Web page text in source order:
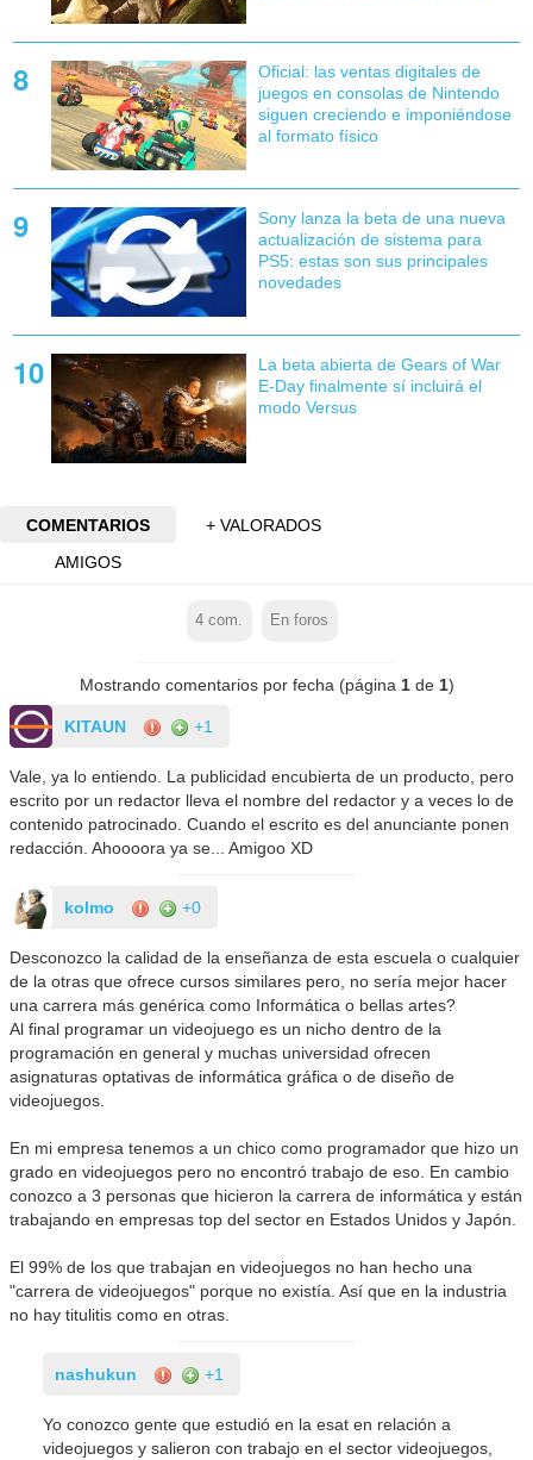
Oficial: las ventas digitales de
juegos en consolas de Nintendo
siguen creciendo e imponiéndose
al formato físico
Sony lanza la beta de una nueva
actualización de sistema para
PS5: estas son sus principales
novedades
La beta abierta de Gears of War
E-Day finalmente sí incluirá el
modo Versus
COMENTARIOS
+ VALORADOS
AMIGOS
4 com. En foros
Mostrando comentarios por fecha (página 1de 1)
KITAUN +1
Vale, ya lo entiendo. La publicidad encubierta de un producto, pero
escrito por un redactor lleva el nombre del redactor y a veces lo de
contenido patrocinado. Cuando el escrito es del anunciante ponen
redacción. Ahoooora ya se... Amigoo XD
kolmo +0
Desconozco la calidad de la enseñanza de esta escuela o cualquier
de la otras que ofrece cursos similares pero, no sería mejor hacer
una carrera más genérica como Informática o bellas artes?
Al final programar un videojuego es un nicho dentro de la
programación en general y muchas universidad ofrecen
asignaturas optativas de informática gráfica o de diseño de
videojuegos.
En mi empresa tenemos a un chico como programador que hizo un
grado en videojuegos pero no encontró trabajo de eso. En cambio
conozco a 3 personas que hicieron la carrera de informática y están
trabajando en empresas top del sector en Estados Unidos y Japón.
El 99% de los que trabajan en videojuegos no han hecho una
"carrera de videojuegos" porque no existía. Así que en la industria
no hay titulitis como en otras.
nashukun +1
Yo conozco gente que estudió en la esat en relación a
videojuegos y salieron con trabajo en el sector videojuegos,